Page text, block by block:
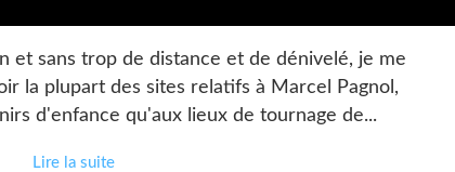
et sans trop de distance et de dénivelé, je me
la plupart des sites relatifs à Marcel Pagnol,
d'enfance qu'aux lieux de tournage de...
Lire la suite